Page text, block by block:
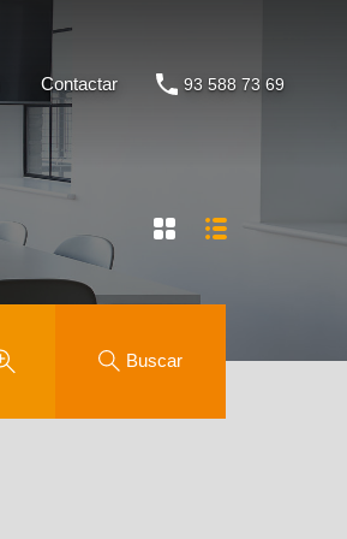
Contactar 93 588 73 69
Buscar